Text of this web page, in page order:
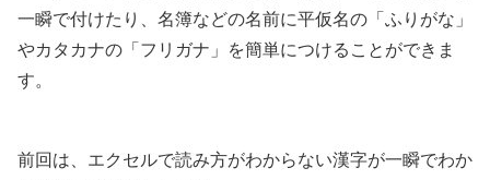
一瞬で付けたり、名簿などの名前に平仮名の「ふりがな」
やカタカナの「フリガナ」を簡単につけることができま
す。
前回は、エクセルで読み方がわからない漢字が一瞬でわか